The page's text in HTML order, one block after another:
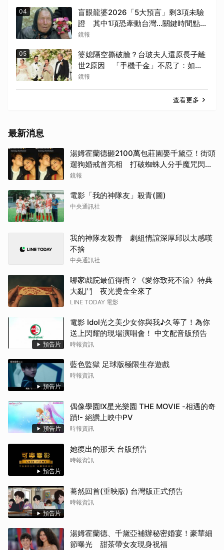
04
盲眼龍婆2026「5大預言」剩3項未驗
證 其中1項恐牽動台灣...關鍵時間點曝
光
鏡報
05
婆媳隔空撕破臉？台玻夫人還原長子離
世2原因 「手機千金」不忍了：如其
說還需要離開嗎？
鏡報
查看更多
最新消息
湯姆霍蘭德砸2100萬包莊園娶千黛亞！街頭
遛狗婚戒首亮相 打破蜘蛛人分手魔咒閃爆
全場
鏡報
電影「我的神隊友」殺青(圖)
中央通訊社
我的神隊友殺青 劇組情誼深厚邱以太感嘆
不捨
中央通訊社
哪家戲院最值得衝？《愛你致死不渝》特典
大亂鬥 夜光燙金全來了
LINE TODAY 電影
預告片
電影 Idol光之美少女你與我♪久等了！為你
送上閃耀的現場演唱會！ 中文配音版預告
時報資訊
預告片
藍色監獄 足球版極限生存遊戲
時報資訊
預告片
偶像學園!X星光樂園 THE MOVIE -相遇的奇
蹟!- 絕讚上映中PV
時報資訊
預告片
她復出的那天 台版預告
時報資訊
預告片
驀然回首(重映版) 台灣版正式預告
時報資訊
湯姆霍蘭德、千黛亞補辦秘密婚宴！豪華細
節曝光 甜茶帶女友現身祝福